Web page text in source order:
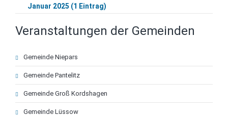
Januar 2025 (1 Eintrag)
Veranstaltungen der Gemeinden
Navigation
überspringen
Gemeinde Niepars
Gemeinde Pantelitz
Gemeinde Groß Kordshagen
Gemeinde Lüssow